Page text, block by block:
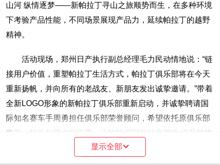
山河 纵情逐梦——新帕拉丁寻山之旅顺势而生，在多种环境
下考验产品性能，不同场景展现产品力，延续帕拉丁的越野
精神。
活动现场，郑州日产执行副总经理毛力民动情地说：“链
接用户价值，重塑帕拉丁生活方式，帕拉丁俱乐部将在今天
重新扬帆，并向所有的老战友、新朋友发出诚挚邀请。”带着
全新LOGO形象的新帕拉丁俱乐部重新启动，并诚挚聘请国
际知名赛车手周勇担任俱乐部荣誉顾问，希望依托原俱乐部
声量，拉近与用户的距离，让帕拉丁回归社交属性,提升帕拉
显示全部